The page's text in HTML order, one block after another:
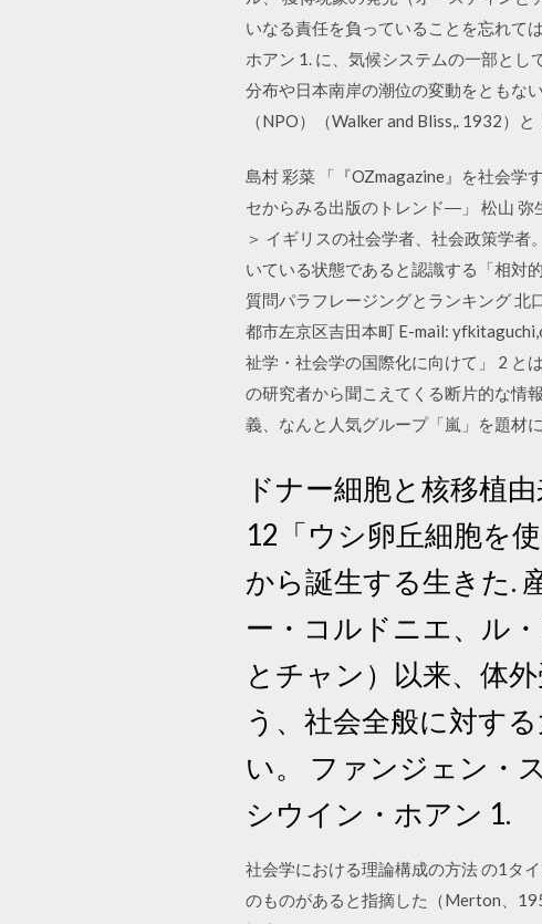
いなる責任を負っていることを忘れて
ホアン 1. に、気候システムの一部と
分布や日本南岸の潮位の変動をともな
（NPO）（Walker and Bliss,. 1932）
島村 彩菜 「『OZmagazine』を社会
セからみる出版のトレンド―」 松山 弥
＞ イギリスの社会学者、社会政策学
いている状態であると認識する「相対
質問パラフレージングとランキング 北
都市左京区吉田本町 E-mail:
祉学・社会学の国際化に向けて」 2 と
の研究者から聞こえてくる断片的な情
義、なんと人気グループ「嵐」を題材
ドナー細胞と核移植
12「ウシ卵丘細胞を
から誕生する生きた.
ー・コルドニエ、ル
とチャン）以来、体
う、社会全般に対す
い。 ファンジェン・
シウイン・ホアン 1.
社会学における理論構成の方法 の1タ
のものがあると指摘した（Merton、